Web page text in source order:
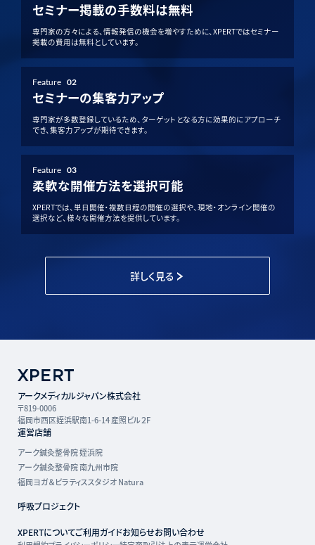
セミナー掲載の手数料は無料
専門家の方々による、情報発信の機会を増やすために、XPERTではセミナー
掲載の費用は無料としています。
Feature 02
セミナーの集客力アップ
専門家が多数登録しているため、ターゲットとなる方に効果的にアプローチ
でき、集客力アップが期待できます。
Feature 03
柔軟な開催方法を選択可能
XPERTでは、単日開催・複数日程の開催の選択や、現地・オンライン開催の
選択など、様々な開催方法を提供しています。
詳しく見る
アークメディカルジャパン株式会社
〒819-0006
福岡市西区姪浜駅南1-6-14 産照ビル２F
運営店舗
アーク鍼灸整骨院 姪浜院
アーク鍼灸整骨院 南九州市院
福岡ヨガ＆ピラティススタジオ Natura
呼吸プロジェクト
XPERTについてご利用ガイドお知らせお問い合わせ